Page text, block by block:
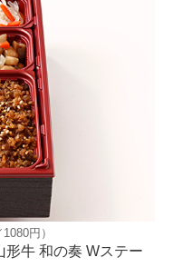
円）
牛 和の奏 Wステー